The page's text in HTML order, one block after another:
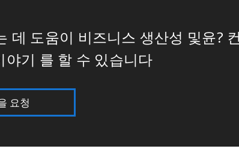
데 도움이 비즈니스 생산성 및윤?
기 를 할 수 있습니다
요청